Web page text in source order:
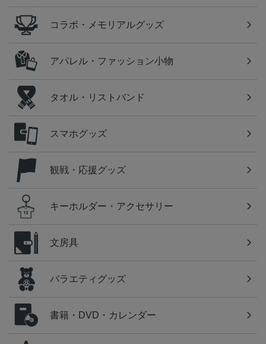
コラボ・メモリアルグッズ
アパレル・ファッション小物
タオル・リストバンド
スマホグッズ
観戦・応援グッズ
キーホルダー・アクセサリー
文房具
バラエティグッズ
書籍・DVD・カレンダー